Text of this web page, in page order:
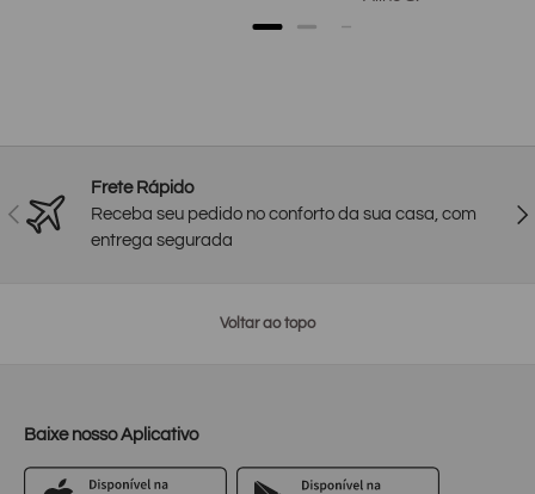
Anterior
Frete Rápido
Receba seu pedido no conforto da sua casa, com
entrega segurada
Voltar ao topo
Baixe nosso Aplicativo